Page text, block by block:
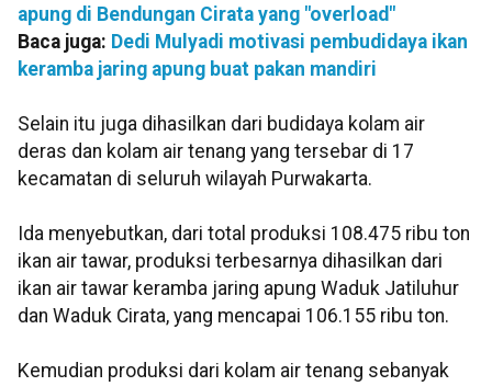
apung di Bendungan Cirata yang "overload"
Baca juga: Dedi Mulyadi motivasi pembudidaya ikan
keramba jaring apung buat pakan mandiri
Selain itu juga dihasilkan dari budidaya kolam air
deras dan kolam air tenang yang tersebar di 17
kecamatan di seluruh wilayah Purwakarta.
Ida menyebutkan, dari total produksi 108.475 ribu ton
ikan air tawar, produksi terbesarnya dihasilkan dari
ikan air tawar keramba jaring apung Waduk Jatiluhur
dan Waduk Cirata, yang mencapai 106.155 ribu ton.
Kemudian produksi dari kolam air tenang sebanyak